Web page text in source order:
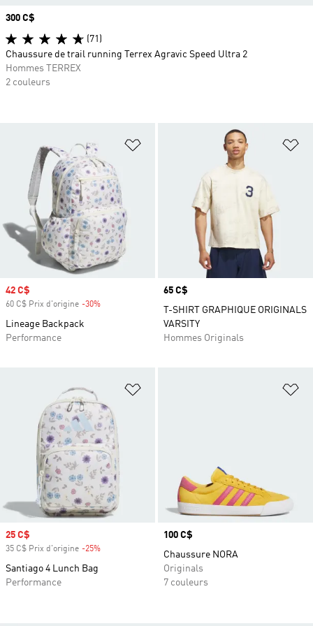
Ajouter à la Liste de produits
Prix soldé
42 C$
60 C$ Prix d'origine -30%
Lineage Backpack
Performance
Prix
65 C$
T-SHIRT GRAPHIQUE ORIGINALS
VARSITY
Hommes Originals
Ajouter à la Liste de produits
Prix soldé
25 C$
35 C$ Prix d'origine -25%
Santiago 4 Lunch Bag
Performance
Prix
100 C$
Chaussure NORA
Originals
7 couleurs
Prix
300 C$
(71)
Chaussure de trail running Terrex Agravic Speed Ultra 2
Hommes TERREX
2 couleurs